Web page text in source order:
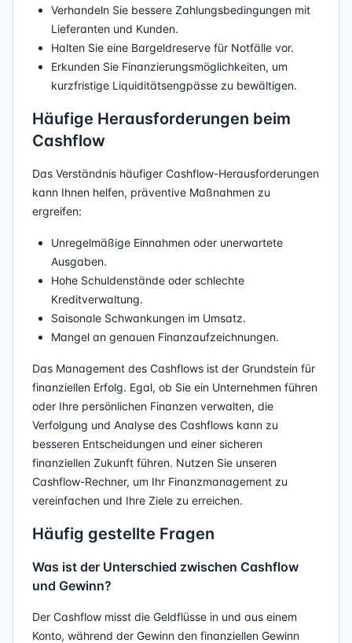
Verhandeln Sie bessere Zahlungsbedingungen mit
Lieferanten und Kunden.
Halten Sie eine Bargeldreserve für Notfälle vor.
Erkunden Sie Finanzierungsmöglichkeiten, um
kurzfristige Liquiditätsengpässe zu bewältigen.
Häufige Herausforderungen beim
Cashflow
Das Verständnis häufiger Cashflow-Herausforderungen
kann Ihnen helfen, präventive Maßnahmen zu
ergreifen:
Unregelmäßige Einnahmen oder unerwartete
Ausgaben.
Hohe Schuldenstände oder schlechte
Kreditverwaltung.
Saisonale Schwankungen im Umsatz.
Mangel an genauen Finanzaufzeichnungen.
Das Management des Cashflows ist der Grundstein für
finanziellen Erfolg. Egal, ob Sie ein Unternehmen führen
oder Ihre persönlichen Finanzen verwalten, die
Verfolgung und Analyse des Cashflows kann zu
besseren Entscheidungen und einer sicheren
finanziellen Zukunft führen. Nutzen Sie unseren
Cashflow-Rechner, um Ihr Finanzmanagement zu
vereinfachen und Ihre Ziele zu erreichen.
Häufig gestellte Fragen
Was ist der Unterschied zwischen Cashflow
und Gewinn?
Der Cashflow misst die Geldflüsse in und aus einem
Konto, während der Gewinn den finanziellen Gewinn